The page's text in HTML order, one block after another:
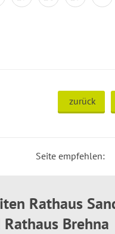
zurück
Seite empfehlen:
Rathaus
Brehna